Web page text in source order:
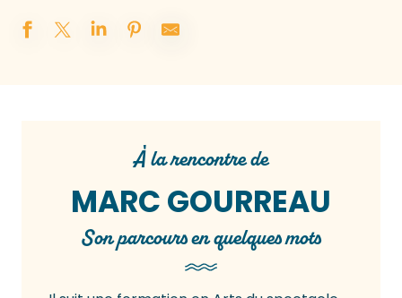
À la rencontre de
MARC GOURREAU
Son parcours en quelques mots